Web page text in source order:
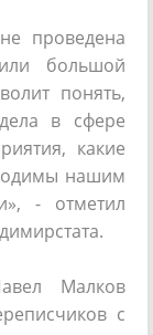
проведена
большой
понять,
в сфере
какие
нашим
- отметил
Малков
с